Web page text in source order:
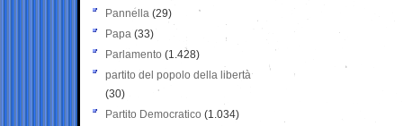
Pannella (29)
Papa (33)
Parlamento (1.428)
partito del popolo della libertà
(30)
Partito Democratico (1.034)